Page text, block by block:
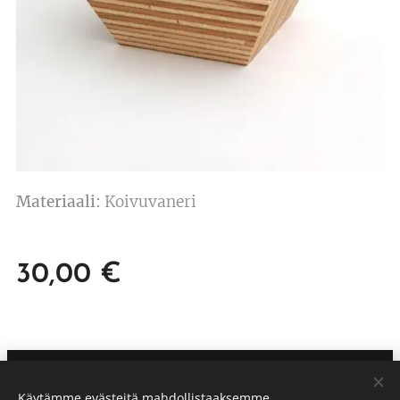
Materiaali: Koivuvaneri
30,00 €